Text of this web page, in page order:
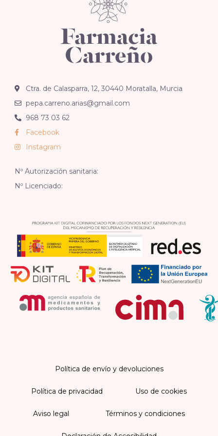
Ctra. de Calasparra, 12, 30440 Moratalla, Murcia
pepa.carreno.arias@gmail.com
968 73 03 62
Facebook
Instagram
Nº Autorización sanitaria:
Nº Licenciado:
Política de envío y devoluciones
Política de privacidad Uso de cookies
Aviso legal Términos y condiciones